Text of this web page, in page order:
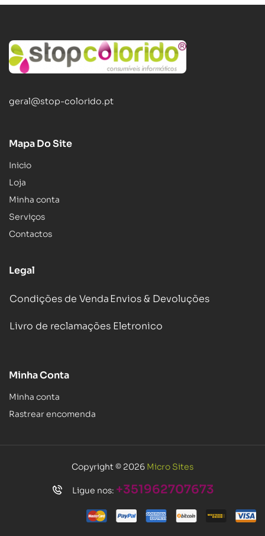
geral@stop-colorido.pt
Mapa Do Site
Inicio
Loja
Minha conta
Serviços
Contactos
Legal
Condições de VendaEnvios & Devoluções
Livro de reclamações Eletronico
Minha Conta
Minha conta
Rastrear encomenda
Copyright © 2026 Micro Sites
Ligue nos: +351962707673